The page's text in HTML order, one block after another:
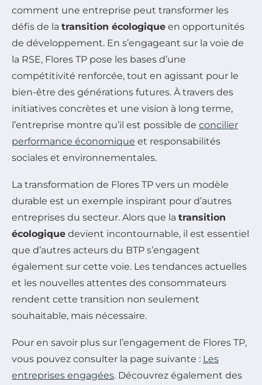
comment une entreprise peut transformer les
défis de la transition écologique en opportunités
de développement. En s’engageant sur la voie de
la RSE, Flores TP pose les bases d’une
compétitivité renforcée, tout en agissant pour le
bien-être des générations futures. À travers des
initiatives concrètes et une vision à long terme,
l’entreprise montre qu’il est possible de concilier
performance économique et responsabilités
sociales et environnementales.
La transformation de Flores TP vers un modèle
durable est un exemple inspirant pour d’autres
entreprises du secteur. Alors que la transition
écologique devient incontournable, il est essentiel
que d’autres acteurs du BTP s’engagent
également sur cette voie. Les tendances actuelles
et les nouvelles attentes des consommateurs
rendent cette transition non seulement
souhaitable, mais nécessaire.
Pour en savoir plus sur l’engagement de Flores TP,
vous pouvez consulter la page suivante : Les
entreprises engagées. Découvrez également des